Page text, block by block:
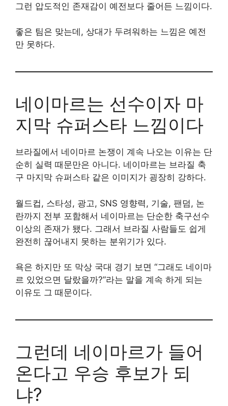
그런 압도적인 존재감이 예전보다 줄어든 느낌이다.
좋은 팀은 맞는데, 상대가 두려워하는 느낌은 예전
만 못하다.
네이마르는 선수이자 마
지막 슈퍼스타 느낌이다
브라질에서 네이마르 논쟁이 계속 나오는 이유는 단
순히 실력 때문만은 아니다. 네이마르는 브라질 축
구 마지막 슈퍼스타 같은 이미지가 굉장히 강하다.
월드컵, 스타성, 광고, SNS 영향력, 기술, 팬덤, 논
란까지 전부 포함해서 네이마르는 단순한 축구선수
이상의 존재가 됐다. 그래서 브라질 사람들도 쉽게
완전히 끊어내지 못하는 분위기가 있다.
욕은 하지만 또 막상 국대 경기 보면 “그래도 네이마
르 있었으면 달랐을까?”라는 말을 계속 하게 되는
이유도 그 때문이다.
그런데 네이마르가 들어
온다고 우승 후보가 되
냐?